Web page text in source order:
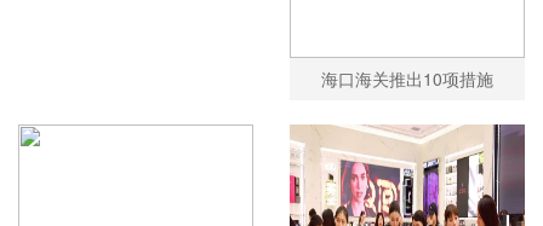
海口海关推出10项措施